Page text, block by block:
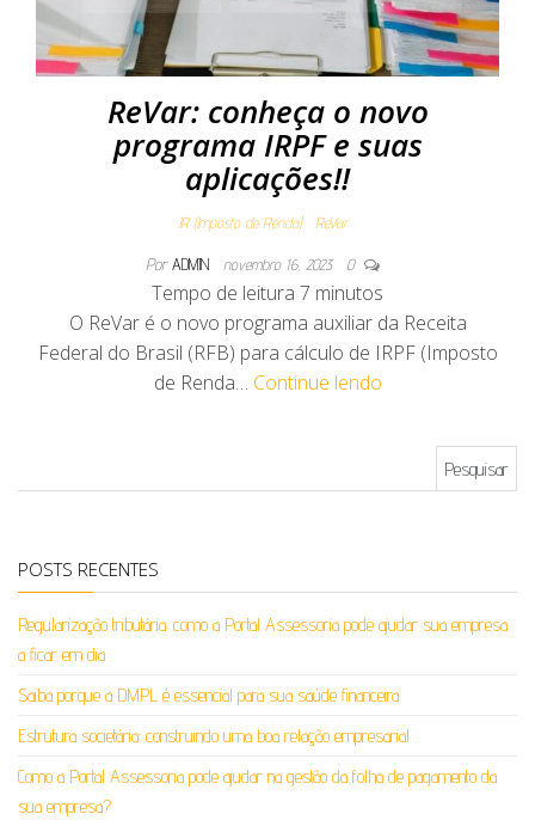
ReVar: conheça o novo
programa IRPF e suas
aplicações!!
IR (Imposto de Renda) ReVar
Por ADMIN novembro 16, 2023 0
Tempo de leitura 7 minutos
O ReVar é o novo programa auxiliar da Receita
Federal do Brasil (RFB) para cálculo de IRPF (Imposto
de Renda… Continue lendo
POSTS RECENTES
Regularização tributária: como a Portal Assessoria pode ajudar sua empresa
a ficar em dia
Saiba porque a DMPL é essencial para sua saúde financeira
Estrutura societária: construindo uma boa relação empresarial
Como a Portal Assessoria pode ajudar na gestão da folha de pagamento da
sua empresa?